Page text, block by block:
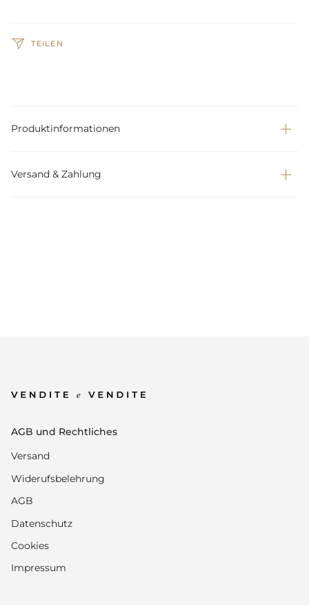
TEILEN
Produktinformationen
Versand & Zahlung
AGB und Rechtliches
Versand
Widerufsbelehrung
AGB
Datenschutz
Cookies
Impressum